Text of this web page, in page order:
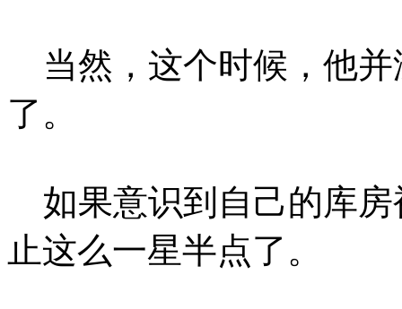
当然，这个时候，他并
了。
如果意识到自己的库房
止这么一星半点了。